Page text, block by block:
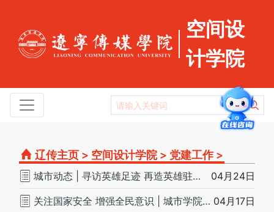
空间设
计学院
辽传主页 > 空间设计学院 > 党建工作 >
城市动态 | 寻访英雄足迹 再造英雄驻地—建昌县佛指山村红色研学调研纪实 04月24日
关注国家安全 增强全民意识 | 城市学院教师党员“双带头人”开展创新党日活动 04月17日